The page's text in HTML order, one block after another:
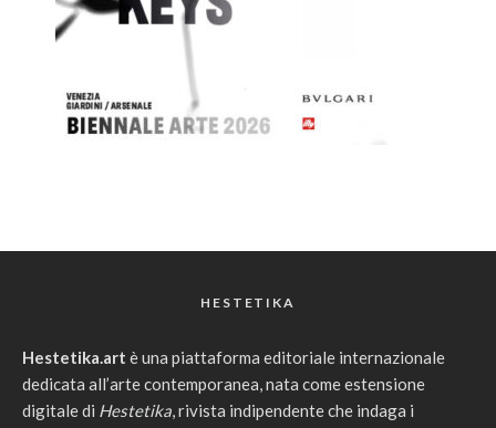
HESTETIKA
Hestetika.art è una piattaforma editoriale internazionale
dedicata all’arte contemporanea, nata come estensione
digitale di Hestetika, rivista indipendente che indaga i